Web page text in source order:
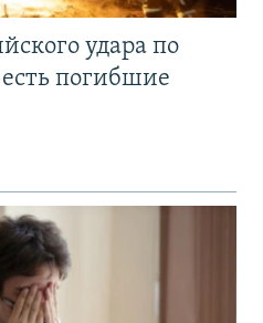
удара по
погибшие